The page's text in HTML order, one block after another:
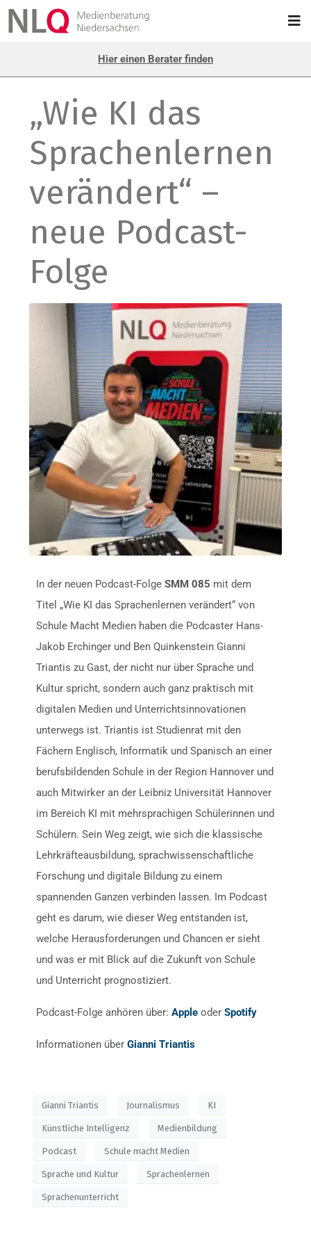
Hier einen Berater finden
„Wie KI das
Sprachenlernen
verändert“ –
neue Podcast-
Folge
In der neuen Podcast-FolgeSMM 085 mit dem
Titel „Wie KI das Sprachenlernen verändert“ von
Schule Macht Medien haben die Podcaster Hans-
Jakob Erchinger und Ben Quinkenstein Gianni
Triantis zu Gast, der nicht nur über Sprache und
Kultur spricht, sondern auch ganz praktisch mit
digitalen Medien und Unterrichtsinnovationen
unterwegs ist. Triantis ist Studienrat mit den
Fächern Englisch, Informatik und Spanisch an einer
berufsbildenden Schule in der Region Hannover und
auch Mitwirker an der Leibniz Universität Hannover
im Bereich KI mit mehrsprachigen Schülerinnen und
Schülern. Sein Weg zeigt, wie sich die klassische
Lehrkräfteausbildung, sprachwissenschaftliche
Forschung und digitale Bildung zu einem
spannenden Ganzen verbinden lassen. Im Podcast
geht es darum, wie dieser Weg entstanden ist,
welche Herausforderungen und Chancen er sieht
und was er mit Blick auf die Zukunft von Schule
und Unterricht prognostiziert.
Podcast-Folge anhören über:Apple oderSpotify
Informationen überGianni Triantis
Gianni Triantis Journalismus KI
Künstliche Intelligenz Medienbildung
Podcast Schule macht Medien
Sprache und Kultur Sprachenlernen
Sprachenunterricht